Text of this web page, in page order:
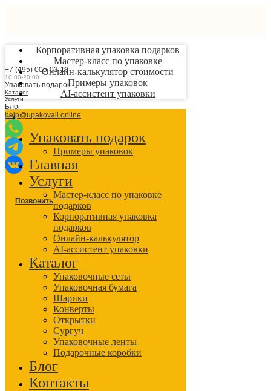
+7 (495) 005-03-13
10:00-20:00
Упаковать подарок
Каталог
Услуги
Блог
help@upakovali.online
Позвонить
Корпоративная упаковка подарков
Мастер-класс по упаковке
Онлайн-калькулятор стоимости
Примеры упаковок
AI-ассистент упаковки
Упаковать подарок
Примеры упаковок
Главная
Услуги
Мастер-класс по упаковке
подарков
Корпоративная упаковка
подарков
Онлайн-калькулятор
AI-ассистент упаковки
Каталог
Упаковочные сеты
Упаковочная бумага
Шарики
Конверты
Открытки
Сургуч
Упаковочные ленты
Подарочные коробки
Блог
Контакты